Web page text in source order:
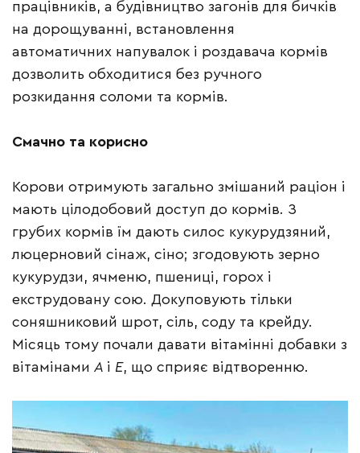
працівників, а будівництво загонів для бичків
на дорощуванні, встановлення
автоматичних напувалок і роздавача кормів
дозволить обходитися без ручного
розкидання соломи та кормів.
Смачно та корисно
Корови отримують загально змішаний раціон і
мають цілодобовий доступ до кормів. З
грубих кормів їм дають силос кукурудзяний,
люцерновий сінаж, сіно; згодовують зерно
кукурудзи, ячменю, пшениці, горох і
екструдовану сою. Докуповують тільки
соняшниковий шрот, сіль, соду та крейду.
Місяць тому почали давати вітамінні добавки з
вітамінами А і Е, що сприяє відтворенню.